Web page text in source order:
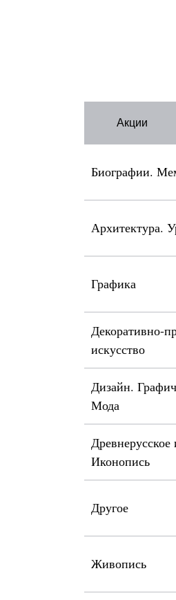
Акции
Биографии.
Архитектура.
Графика
Декоративно-
искусство
Дизайн.
Мода
Древнерусское
Иконопись
Другое
Живопись